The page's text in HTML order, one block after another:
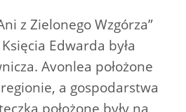
z Zielonego Wzgórza”
Edwarda była
Avonlea położone
a gospodarstwa
położone były na